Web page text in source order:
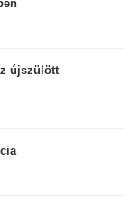
újszülött